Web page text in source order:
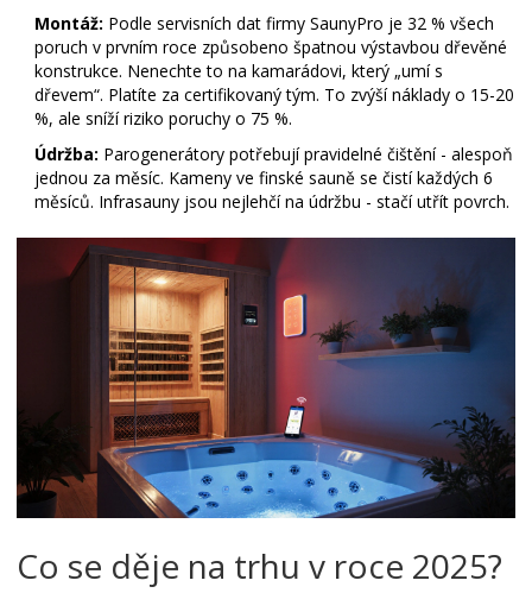
Montáž: Podle servisních dat firmy SaunyPro je 32 % všech
poruch v prvním roce způsobeno špatnou výstavbou dřevěné
konstrukce. Nenechte to na kamarádovi, který „umí s
dřevem“. Platíte za certifikovaný tým. To zvýší náklady o 15-20
%, ale sníží riziko poruchy o 75 %.
Údržba: Parogenerátory potřebují pravidelné čištění - alespoň
jednou za měsíc. Kameny ve finské sauně se čistí každých 6
měsíců. Infrasauny jsou nejlehčí na údržbu - stačí utřít povrch.
Co se děje na trhu v roce 2025?